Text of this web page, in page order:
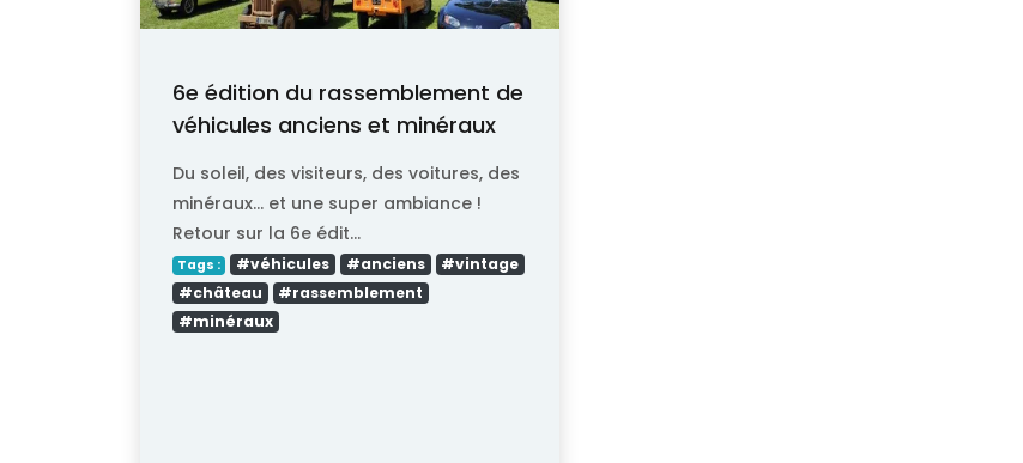
6e édition du rassemblement de
véhicules anciens et minéraux
Du soleil, des visiteurs, des voitures, des
minéraux… et une super ambiance !
Retour sur la 6e édit...
Tags : #véhicules #anciens
#vintage
#château
#rassemblement
#minéraux